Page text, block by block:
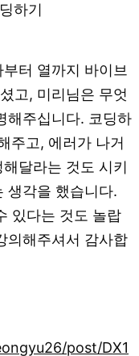
하기
터 열까지 바이브
고, 미리님은 무엇
해주십니다. 코딩하
주고, 에러가 나거
달라는 것도 시키
생각을 했습니다.
있다는 것도 놀랍
의해주셔서 감사합
post/DX1